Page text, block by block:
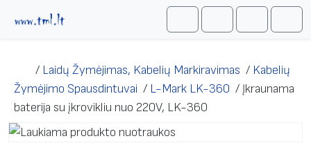
SearchAccountCart
/ Laidų Žymėjimas, Kabelių Markiravimas / Kabelių
Žymėjimo Spausdintuvai / L-Mark LK-360 / Įkraunama
baterija su įkrovikliu nuo 220V, LK-360